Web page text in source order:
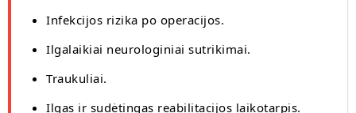
Infekcijos rizika po operacijos.
Ilgalaikiai neurologiniai sutrikimai.
Traukuliai.
Ilgas ir sudėtingas reabilitacijos laikotarpis.